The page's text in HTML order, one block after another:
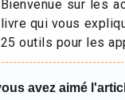
Bienvenue sur les
livre qui vous
25 outils pour les
avez aimé